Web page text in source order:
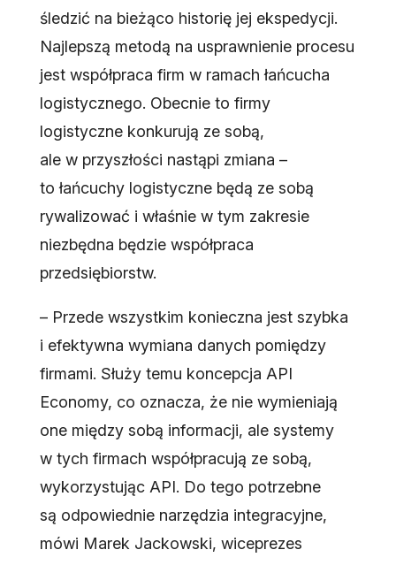
śledzić na bieżąco historię jej ekspedycji.
Najlepszą metodą na usprawnienie procesu
jest współpraca firm w ramach łańcucha
logistycznego. Obecnie to firmy
logistyczne konkurują ze sobą,
ale w przyszłości nastąpi zmiana –
to łańcuchy logistyczne będą ze sobą
rywalizować i właśnie w tym zakresie
niezbędna będzie współpraca
przedsiębiorstw.
– Przede wszystkim konieczna jest szybka
i efektywna wymiana danych pomiędzy
firmami. Służy temu koncepcja API
Economy, co oznacza, że nie wymieniają
one między sobą informacji, ale systemy
w tych firmach współpracują ze sobą,
wykorzystując API. Do tego potrzebne
są odpowiednie narzędzia integracyjne,
mówi Marek Jackowski, wiceprezes